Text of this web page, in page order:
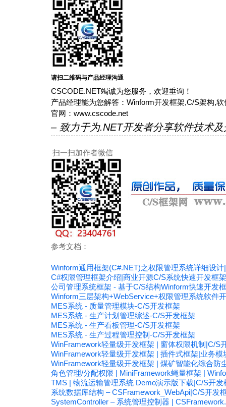
请扫二维码与产品经理沟通
CSCODE.NET竭诚为您服务，欢迎垂询！
产品经理能为您解答：Winform开发框架,C/S架构,
官网：www.cscode.net
– 致力于为.NET开发者分享软件技术
扫一扫加作者微信
参考文档：
Winform通用框架(C#.NET)之权限管理系统详细设
C#权限管理框架介绍|商业开源C/S系统快速开发框
公司管理系统框架 - 基于C/S结构Winform快速开发
Winform三层架构+WebService+权限管理系统软件
MES系统 - 质量管理模块-C/S开发框架
MES系统 - 生产计划管理综述-C/S开发框架
MES系统 - 生产看板管理-C/S开发框架
MES系统 - 生产过程管理控制-C/S开发框架
WinFramework轻量级开发框架 | 窗体权限机制|C/S
WinFramework轻量级开发框架 | 插件式框架|业务
WinFramework轻量级开发框架 | 煤矿智能化综合防
角色管理/分配权限 | MiniFramework蝇量框架 |
TMS | 物流运输管理系统 Demo演示版下载|C/S开发
系统数据库结构 – CSFramework_WebApi|C/S开发
SystemController – 系统管理控制器 |